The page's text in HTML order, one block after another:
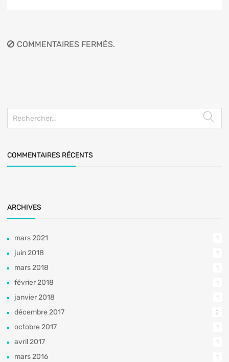
COMMENTAIRES FERMÉS.
COMMENTAIRES RÉCENTS
ARCHIVES
mars 2021 1
juin 2018 1
mars 2018 1
février 2018 1
janvier 2018 1
décembre 2017 2
octobre 2017 1
avril 2017 1
mars 2016 1